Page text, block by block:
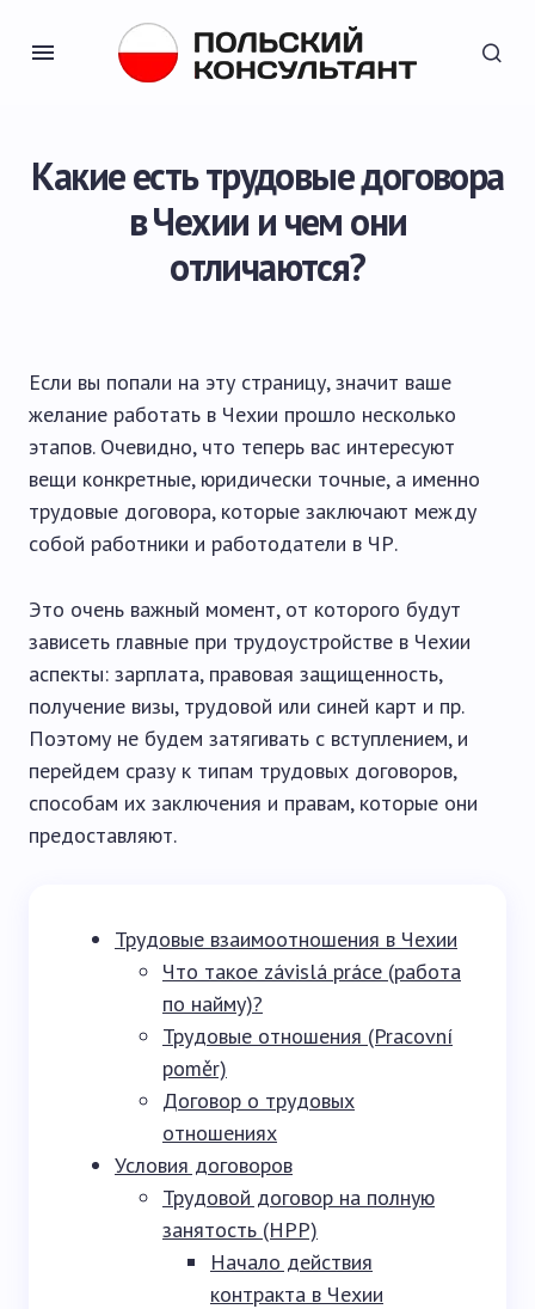
Какие есть трудовые договора
в Чехии и чем они
отличаются?
Если вы попали на эту страницу, значит ваше
желание работать в Чехии прошло несколько
этапов. Очевидно, что теперь вас интересуют
вещи конкретные, юридически точные, а именно
трудовые договора, которые заключают между
собой работники и работодатели в ЧР.
Это очень важный момент, от которого будут
зависеть главные при трудоустройстве в Чехии
аспекты: зарплата, правовая защищенность,
получение визы, трудовой или синей карт и пр.
Поэтому не будем затягивать с вступлением, и
перейдем сразу к типам трудовых договоров,
способам их заключения и правам, которые они
предоставляют.
Трудовые взаимоотношения в Чехии
Что такое závislá práce (работа
по найму)?
Трудовые отношения (Pracovní
poměr)
Договор о трудовых
отношениях
Условия договоров
Трудовой договор на полную
занятость (HPP)
Начало действия
контракта в Чехии